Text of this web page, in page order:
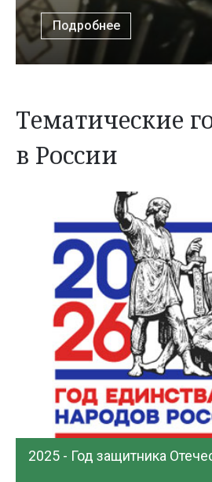
Подробнее
Тематические
в России
2025 - Год защитника